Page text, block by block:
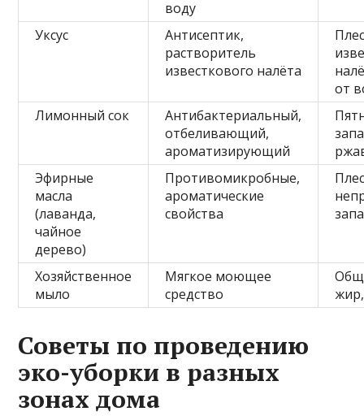
воду
Уксус
Антисептик,
растворитель
известкового налёта
от
Лимонный сок
Антибактериальный,
отбеливающий,
ароматизирующий
Эфирные
масла
(лаванда,
чайное
дерево)
Противомикробные,
ароматические
свойства
Хозяйственное
мыло
Мягкое моющее
средство
Советы по проведению
эко-уборки в разных
зонах дома